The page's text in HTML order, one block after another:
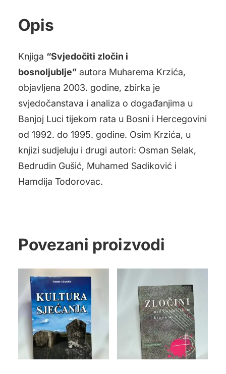
Opis
Knjiga “Svjedočiti zločin i
bosnoljublje” autora Muharema Krzića,
objavljena 2003. godine, zbirka je
svjedočanstava i analiza o događanjima u
Banjoj Luci tijekom rata u Bosni i Hercegovini
od 1992. do 1995. godine. Osim Krzića, u
knjizi sudjeluju i drugi autori: Osman Selak,
Bedrudin Gušić, Muhamed Sadiković i
Hamdija Todorovac.
Povezani proizvodi